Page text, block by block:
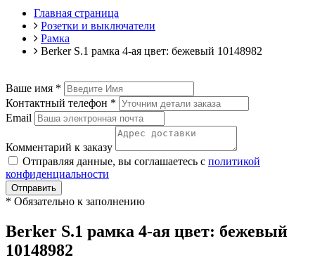
Главная страница
Розетки и выключатели
Рамка
Berker S.1 рамка 4-ая цвет: бежевый 10148982
Ваше имя *
Контактный телефон *
Email
Комментарий к заказу
Отправляя данные, вы соглашаетесь с политикой
конфиденциальности
Отправить
* Обязательно к заполнению
Berker S.1 рамка 4-ая цвет: бежевый
10148982